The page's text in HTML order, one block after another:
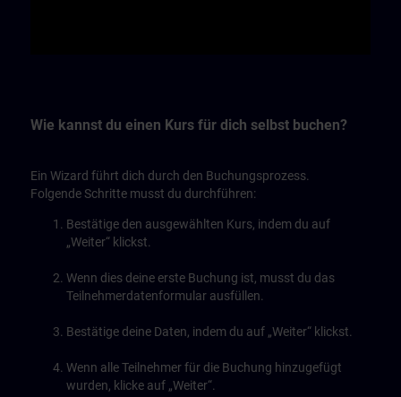
Wie kannst du einen Kurs für dich selbst buchen?
Ein Wizard führt dich durch den Buchungsprozess.
Folgende Schritte musst du durchführen:
Bestätige den ausgewählten Kurs, indem du auf
„Weiter“ klickst.
Wenn dies deine erste Buchung ist, musst du das
Teilnehmerdatenformular ausfüllen.
Bestätige deine Daten, indem du auf „Weiter“ klickst.
Wenn alle Teilnehmer für die Buchung hinzugefügt
wurden, klicke auf „Weiter“.